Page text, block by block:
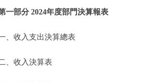
一部分 2024年度部門決算報表
收入支出決算總表
收入決算表